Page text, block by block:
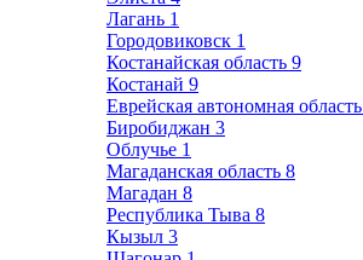
Лагань 1
Городовиковск 1
Костанайская область 9
Костанай 9
Еврейская автономная область
Биробиджан 3
Облучье 1
Магаданская область 8
Магадан 8
Республика Тыва 8
Кызыл 3